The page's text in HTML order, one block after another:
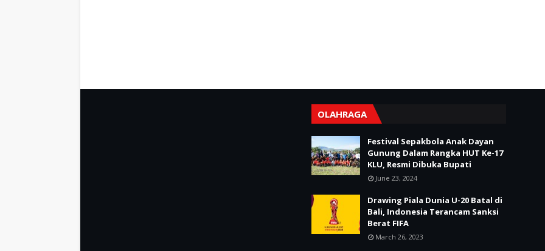
OLAHRAGA
Festival Sepakbola Anak Dayan
Gunung Dalam Rangka HUT Ke-17
KLU, Resmi Dibuka Bupati
June 23, 2024
Drawing Piala Dunia U-20 Batal di
Bali, Indonesia Terancam Sanksi
Berat FIFA
March 26, 2023